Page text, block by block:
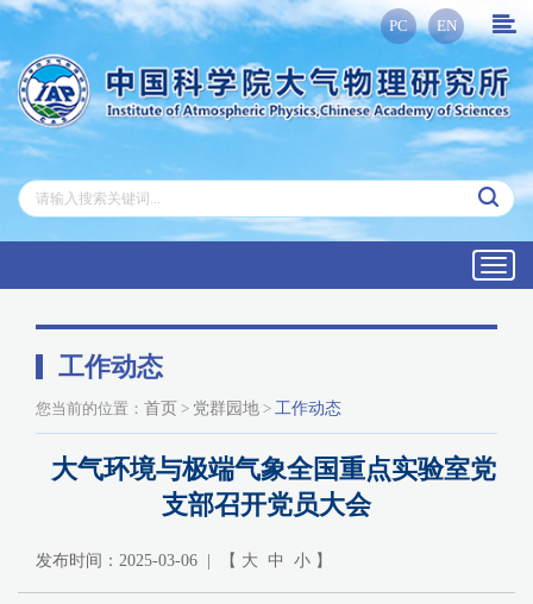
PC EN
工作动态
您当前的位置： 首页 > 党群园地 > 工作动态
大气环境与极端气象全国重点实验室党
支部召开党员大会
发布时间：2025-03-06 | 【 大 中 小 】